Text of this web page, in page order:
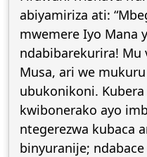
abiyamiriza ati:
mwemere Iyo Mana
ndabibarekurira! Mu
Musa, ari we
ubukonikoni.
kwibonerako ayo
ntegerezwa kubaca
binyuranije;